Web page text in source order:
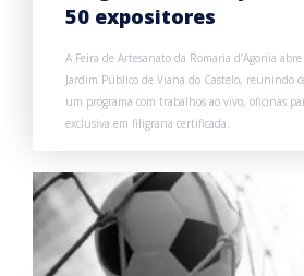
50 expositores
A Feira de Artesanato da Romaria d’Agonia
Jardim Público de Viana do Castelo, reunindo
um programa com trabalhos ao vivo, oficinas
exclusiva em filigrana certificada.